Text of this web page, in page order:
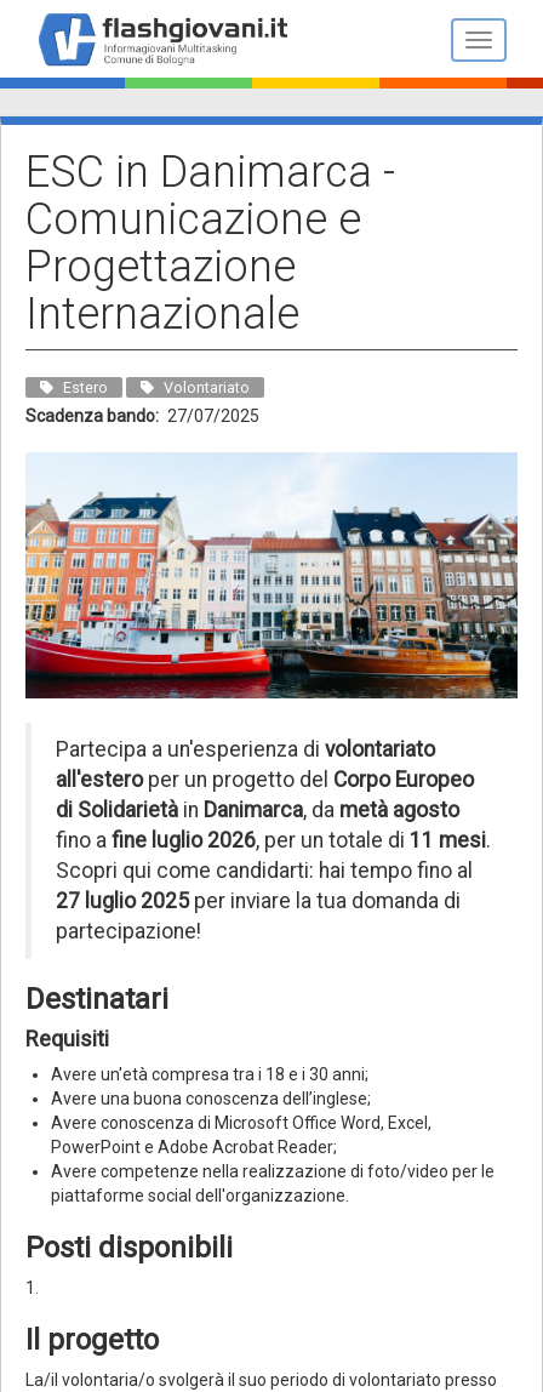
contenuto
principale
Toggle
ESC in Danimarca -
Comunicazione e
Progettazione
Internazionale
Estero Volontariato
Scadenza bando 27/07/2025
Partecipa a un'esperienza di volontariato
all'esteroper un progetto del Corpo Europeo
di Solidarietà in Danimarca, da metà agosto
fino a fine luglio 2026, per un totale di 11 mesi.
Scopri qui come candidarti: hai tempo fino al
27 luglio 2025per inviare la tua domanda di
partecipazione!
Destinatari
Requisiti
Avere un'età compresa tra i 18 e i 30 anni;
Avere una buona conoscenza dell’inglese;
Avere conoscenza di Microsoft Office Word, Excel,
PowerPoint e Adobe Acrobat Reader;
Avere competenze nella realizzazione di foto/video per le
piattaforme social dell'organizzazione.
Posti disponibili
1.
Il progetto
La/il volontaria/o svolgerà il suo periodo di volontariato presso